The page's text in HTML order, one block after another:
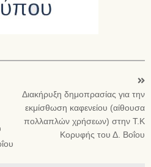
Διακήρυξη δημοπρασίας για την
εκμίσθωση καφενείου (αίθουσα
πολλαπλών χρήσεων) στην Τ.Κ
Κορυφής του Δ. Βοΐου